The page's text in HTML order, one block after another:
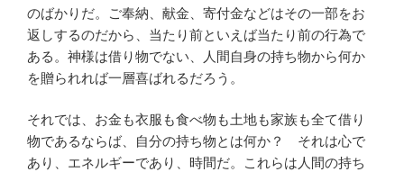
のばかりだ。ご奉納、献金、寄付金などはその一部をお
返しするのだから、当たり前といえば当たり前の行為で
ある。神様は借り物でない、人間自身の持ち物から何か
を贈られれば一層喜ばれるだろう。
それでは、お金も衣服も食べ物も土地も家族も全て借り
物であるならば、自分の持ち物とは何か？ それは心で
あり、エネルギーであり、時間だ。これらは人間の持ち